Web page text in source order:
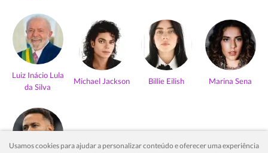
Luiz Inácio Lula
da Silva
Michael Jackson Billie Eilish Marina Sena
Usamos cookies para ajudar a personalizar conteúdo e oferecer uma experiência